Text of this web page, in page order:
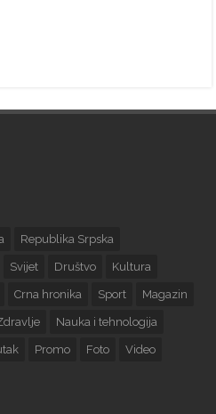
Republika Srpska
Svijet Društvo Kultura
Crna hronika Sport Magazin
Nauka i tehnologija
Promo Foto Video